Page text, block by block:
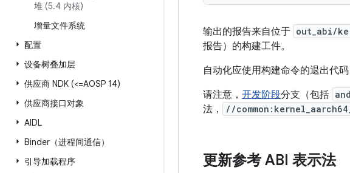
堆 (5.4 内核)
增量文件系统
配置
设备树叠加层
供应商 NDK (<=AOSP 14)
供应商接口对象
AIDL
Binder（进程间通信）
引导加载程序
输出的报告来自位于 out_abi/
报告）的构建工件。
自动化应使用构建命令的退出代
请注意， 开发阶段分支（包括
法，
//
更新参考 ABI 表示法